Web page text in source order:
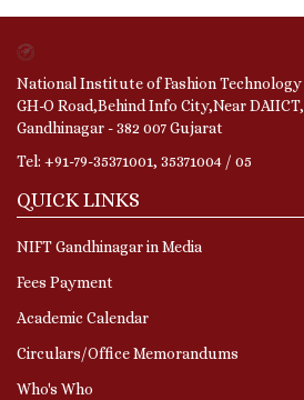
National Institute of Fashion Technology
GH-O Road,Behind Info City,Near DAIICT,
Gandhinagar - 382 007 Gujarat
Tel: +91-79-35371001, 35371004 / 05
QUICK LINKS
NIFT Gandhinagar in Media
Fees Payment
Academic Calendar
Circulars/Office Memorandums
Who's Who